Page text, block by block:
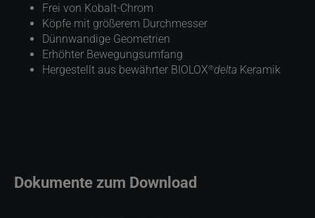
Frei von Kobalt-Chrom
Köpfe mit größerem Durchmesser
Dünnwandige Geometrien
Erhöhter Bewegungsumfang
Hergestellt aus bewährter BIOLOX®delta Keramik
Dokumente zum Download